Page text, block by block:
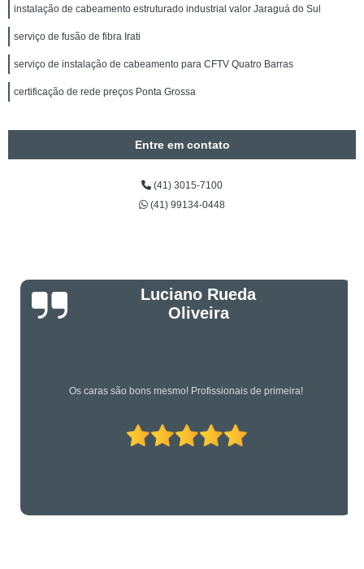
instalação de cabeamento estruturado industrial valor Jaraguá do Sul
serviço de fusão de fibra Irati
serviço de instalação de cabeamento para CFTV Quatro Barras
certificação de rede preços Ponta Grossa
Entre em contato
(41) 3015-7100
(41) 99134-0448
Luciano Rueda
Oliveira
Os caras são bons mesmo! Profissionais de primeira!